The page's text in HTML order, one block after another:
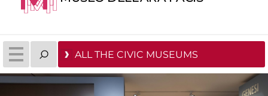
ALL THE CIVIC MUSEUMS